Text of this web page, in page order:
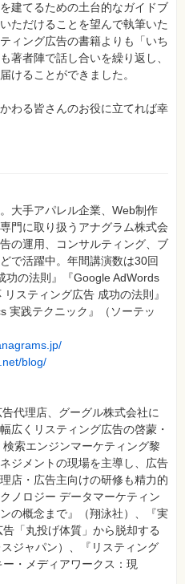
建てるための土台的なガイドブ
ただけることを望んで執筆いた
ィング広告の書籍よりも「いち
著者陣で話し合いを繰り返し、
けることができました。
わる皆さんのお役に立てれば幸
大手アパレル企業、Web制作
門に取り扱うアナグラム株式会
の運用、コンサルティング、ブ
で活躍中。年間講演数は30回
功の法則』『Google AdWords
スティング広告 成功の法則』
実践テクニック』（ソーテッ
blog/
代理店、グーグル株式会社に
広くリスティング広告の啓蒙・
索エンジンマーケティング黎
ジメントの現場を主導し、広告
店・広告主向けの研修も精力的
ノロジー データマーケティン
の概念まで』（翔泳社）、『実
「丸投げ体質」から脱却する
ジャパン）、『リスティング
・メディアワークス：現